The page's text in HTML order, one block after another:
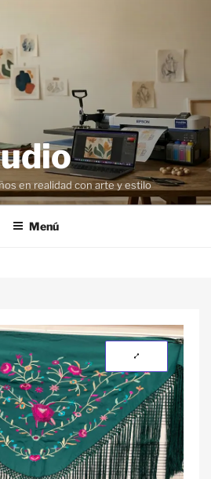
en realidad con arte y estilo
Menú